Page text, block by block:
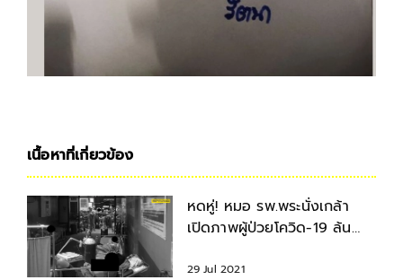
เนื้อหาที่เกี่ยวข้อง
หดหู่! หมอ รพ.พระนั่งเกล้า
เปิดภาพผู้ป่วยโควิด-19 ล้น
29 Jul 2021